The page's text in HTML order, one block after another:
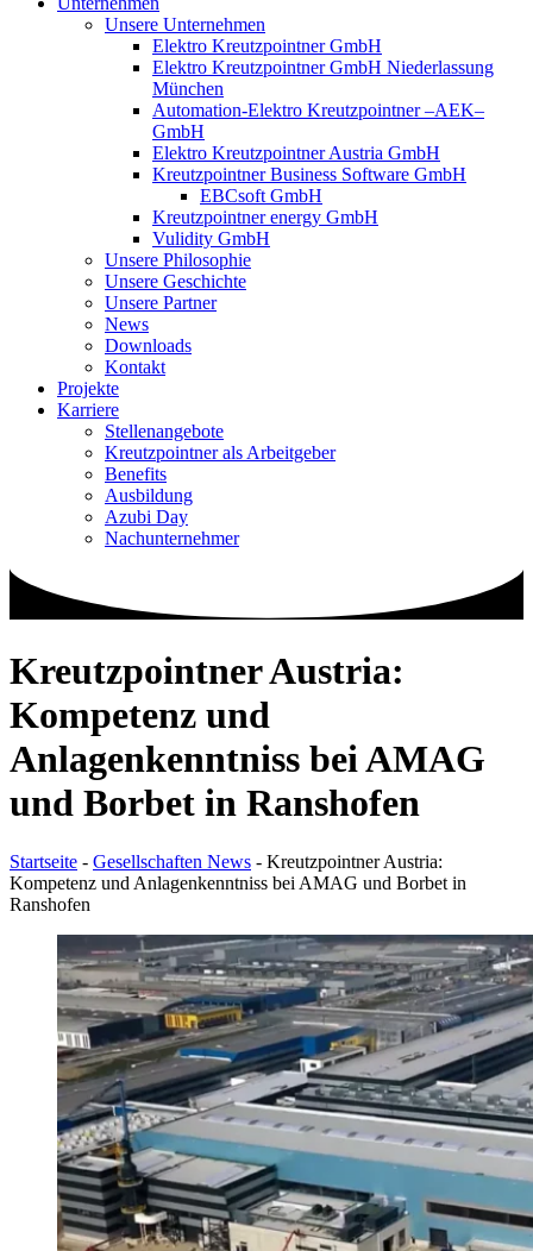
Unsere Unternehmen
Elektro Kreutzpointner GmbH
Elektro Kreutzpointner GmbH Niederlassung
München
Automation-Elektro Kreutzpointner –AEK–
GmbH
Elektro Kreutzpointner Austria GmbH
Kreutzpointner Business Software GmbH
EBCsoft GmbH
Kreutzpointner energy GmbH
Vulidity GmbH
Unsere Philosophie
Unsere Geschichte
Unsere Partner
News
Downloads
Kontakt
Projekte
Karriere
Stellenangebote
Kreutzpointner als Arbeitgeber
Benefits
Ausbildung
Azubi Day
Nachunternehmer
Kreutzpointner Austria:
Kompetenz und
Anlagenkenntniss bei AMAG
und Borbet in Ranshofen
Startseite - Gesellschaften News - Kreutzpointner Austria:
Kompetenz und Anlagenkenntniss bei AMAG und Borbet in
Ranshofen